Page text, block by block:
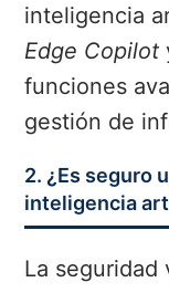
inteligencia
Edge Copilot
funciones
gestión de
2. ¿Es seguro
inteligencia
La seguridad